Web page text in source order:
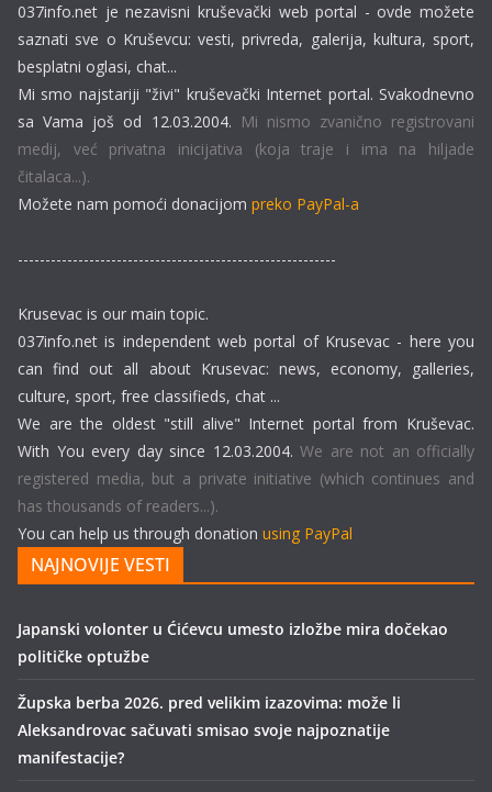
037info.net je nezavisni kruševački web portal - ovde možete
saznati sve o Kruševcu: vesti, privreda, galerija, kultura, sport,
besplatni oglasi, chat...
Mi smo najstariji "živi" kruševački Internet portal. Svakodnevno
sa Vama još od 12.03.2004. Mi nismo zvanično registrovani
medij, već privatna inicijativa (koja traje i ima na hiljade
čitalaca...).
Možete nam pomoći donacijom preko PayPal-a
----------------------------------------------------------
Krusevac is our main topic.
037info.net is independent web portal of Krusevac - here you
can find out all about Krusevac: news, economy, galleries,
culture, sport, free classifieds, chat ...
We are the oldest "still alive" Internet portal from Kruševac.
With You every day since 12.03.2004. We are not an officially
registered media, but a private initiative (which continues and
has thousands of readers...).
You can help us through donation using PayPal
NAJNOVIJE VESTI
Japanski volonter u Ćićevcu umesto izložbe mira dočekao
političke optužbe
Župska berba 2026. pred velikim izazovima: može li
Aleksandrovac sačuvati smisao svoje najpoznatije
manifestacije?